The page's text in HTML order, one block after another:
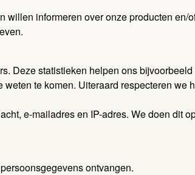
informeren over onze producten
Deze statistieken helpen ons
te komen. Uiteraard respecteren we
e-mailadres en IP-adres. We doen dit
ontvangen.